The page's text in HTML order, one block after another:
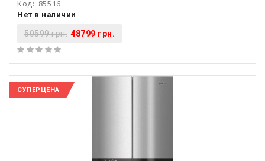
Код: 85516
Нет в наличии
50599 грн. 48799 грн.
СУПЕРЦЕНА